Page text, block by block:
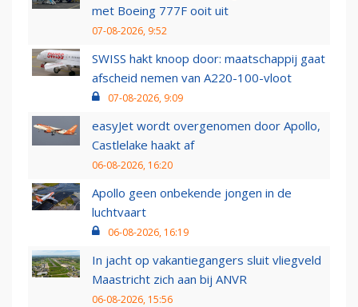
met Boeing 777F ooit uit
07-08-2026, 9:52
SWISS hakt knoop door: maatschappij gaat
afscheid nemen van A220-100-vloot
07-08-2026, 9:09
easyJet wordt overgenomen door Apollo,
Castlelake haakt af
06-08-2026, 16:20
Apollo geen onbekende jongen in de
luchtvaart
06-08-2026, 16:19
In jacht op vakantiegangers sluit vliegveld
Maastricht zich aan bij ANVR
06-08-2026, 15:56